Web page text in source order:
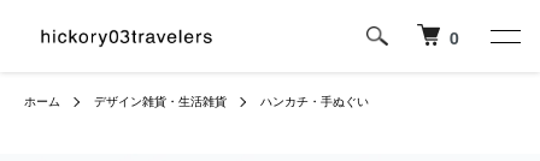
0
ホーム デザイン雑貨・生活雑貨 ハンカチ・手ぬぐい